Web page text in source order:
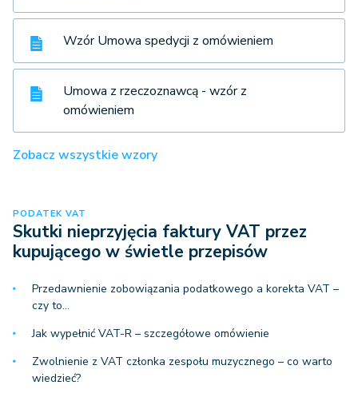
Wzór Umowa spedycji z omówieniem
Umowa z rzeczoznawcą - wzór z
omówieniem
Zobacz wszystkie wzory
PODATEK VAT
Skutki nieprzyjęcia faktury VAT przez
kupującego w świetle przepisów
Przedawnienie zobowiązania podatkowego a korekta VAT –
czy to…
Jak wypełnić VAT-R – szczegółowe omówienie
Zwolnienie z VAT członka zespołu muzycznego – co warto
wiedzieć?